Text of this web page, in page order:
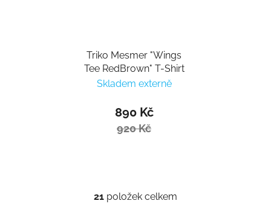
Triko Mesmer "Wings
Tee RedBrown" T-Shirt
Skladem externě
890 Kč
920 Kč
Ovládací prvky výpisu
21 položek celkem